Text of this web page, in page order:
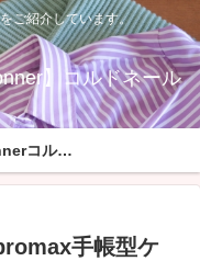
ご紹介しています。
】コルドネール
【運営者情報】coordonnerコルドネールへようこそ
手帳型ケ